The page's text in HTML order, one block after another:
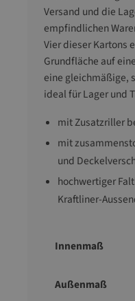
Versand und die
empfindlichen
Vier dieser Kartons
Grundfläche auf
eine gleichmäßige,
ideal für Lager und
mit Zusatzriller
mit
und
hochwertiger
Kraftliner-
Innenmaß
Außenmaß